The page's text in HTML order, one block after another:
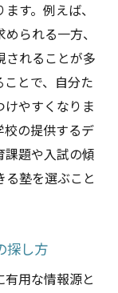
キュラム選
る塾の見つ
塾の選び方
を比較
とは
指導スタ
見極め方
びのポイン
す。例えば、
られる一方、
されることが多
とで、自分た
やすくなりま
の提供するデ
題や入試の傾
塾を選ぶこと
探し方
用な情報源と